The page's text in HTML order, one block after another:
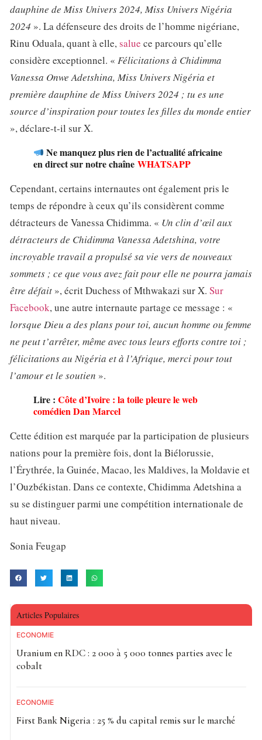
dauphine de Miss Univers 2024, Miss Univers Nigéria
2024 ». La défenseure des droits de l’homme nigériane,
Rinu Oduala, quant à elle,salue ce parcours qu’elle
considère exceptionnel. « Félicitations à Chidimma
Vanessa Onwe Adetshina, Miss Univers Nigéria et
première dauphine de Miss Univers 2024 ; tu es une
source d’inspiration pour toutes les filles du monde entier
», déclare-t-il sur X.
Ne manquez plus rien de l’actualité africaine
en direct sur notre chaîne WHATSAPP
Cependant, certains internautes ont également pris le
temps de répondre à ceux qu’ils considèrent comme
détracteurs de Vanessa Chidimma. « Un clin d’œil aux
détracteurs de Chidimma Vanessa Adetshina, votre
incroyable travail a propulsé sa vie vers de nouveaux
sommets ; ce que vous avez fait pour elle ne pourra jamais
être défait », écrit Duchess of Mthwakazi sur X. Sur
Facebook, une autre internaute partage ce message : «
lorsque Dieu a des plans pour toi, aucun homme ou femme
ne peut t’arrêter, même avec tous leurs efforts contre toi ;
félicitations au Nigéria et à l’Afrique, merci pour tout
l’amour et le soutien ».
Lire : Côte d’Ivoire : la toile pleure le web
comédien Dan Marcel
Cette édition est marquée par la participation de plusieurs
nations pour la première fois, dont la Biélorussie,
l’Érythrée, la Guinée, Macao, les Maldives, la Moldavie et
l’Ouzbékistan. Dans ce contexte, Chidimma Adetshina a
su se distinguer parmi une compétition internationale de
haut niveau.
Sonia Feugap
Articles Populaires
ECONOMIE
Uranium en RDC : 2 000 à 5 000 tonnes parties avec le
cobalt
ECONOMIE
First Bank Nigeria : 25 % du capital remis sur le marché